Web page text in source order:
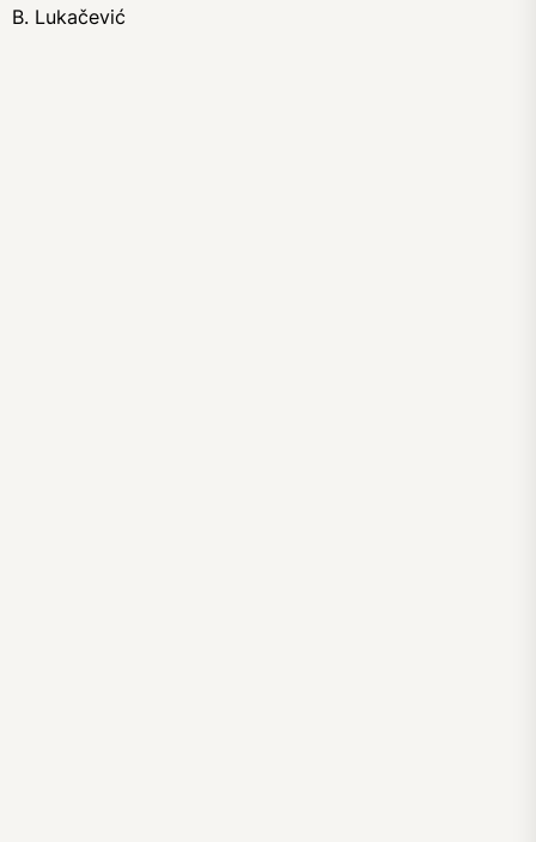
B. Lukačević